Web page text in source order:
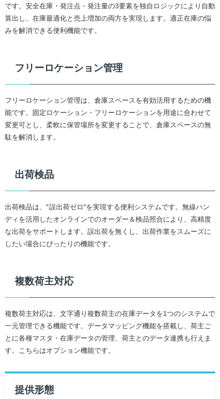
です。安全在庫・発注点・発注量の3要素を独自ロジックにより自動
算出し、在庫最適化と売上増加の両方を実現します。適正在庫の悩
みを解消できる便利機能です。
フリーロケーション管理
フリーロケーション管理は、倉庫スペースを有効活用するための機
能です。固定ロケーション・フリーロケーションを用途に合わせて
変更可とし、柔軟に保管場所を変更することで、倉庫スペースの無
駄を解消します。
出荷検品
出荷検品は、‶誤出荷ゼロ″を実現する便利システムです。無線ハン
ディを活用したオンラインでのオーダー＆検品照合により、高精度
な出荷をサポートします。誤出荷を無くし、出荷作業をスムーズに
したい場合にぴったりの機能です。
複数荷主対応
複数荷主対応は、文字通り複数荷主の在庫データを1つのシステムで
一元管理できる機能です。データマッピング機能を搭載し、荷主ご
とに各種マスタ・在庫データの管理、荷主とのデータ連携も行えま
す。こちらはオプション機能です。
提供形態